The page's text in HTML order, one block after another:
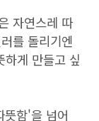
자연스레 따
를 돌리기엔
하게 만들고 싶
함'을 넘어